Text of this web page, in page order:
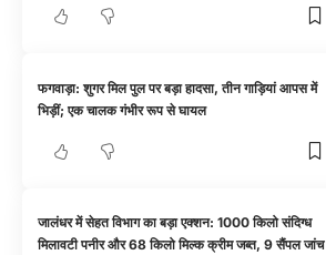
फगवाड़ा: शुगर मिल पुल पर बड़ा हादसा, तीन गाड़ियां आपस में
भिड़ीं; एक चालक गंभीर रूप से घायल
जालंधर में सेहत विभाग का बड़ा एक्शन: 1000 किलो संदिग्ध
मिलावटी पनीर और 68 किलो मिल्क क्रीम जब्त, 9 सैंपल जांच